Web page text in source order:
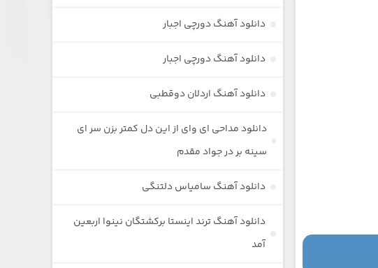
دانلود آهنگ دورچی اجبار
دانلود آهنگ دورچی اجبار
دانلود آهنگ اردلان دوقطبی
دانلود مداحی ای وای از این دل کمتر بزن سر ای
سینه بر در جواد مقدم
دانلود آهنگ سامیاس دلتنگی
دانلود آهنگ ترند اینستا برکشتگان نینوا اربعین
آمد